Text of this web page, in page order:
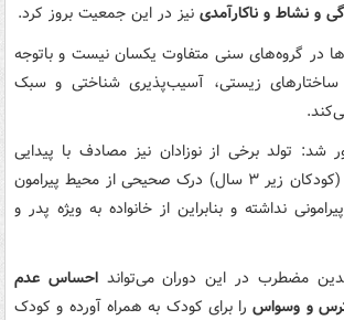
و نشاط و ناکارآمدی نیز در این جمعیت بروز کرد.
در گروه‌های سنی متفاوت یکسان نیست و باتوجه
ساختارهای زیستی، آسیب‌پذیری شناختی و سبک
شد: تولد برخی از نوزادان نیز مصادف با پیدایی
کرونا بود. این نوزادان (کودکان زیر ۳ سال) درک صحیحی از محیط پیرامون
نداشته و بنابراین از خانواده به ویژه پدر و
مضطرب در این دوران می‌تواند احساس عدم
و وسواسرا برای کودک به همراه آورده و کودک